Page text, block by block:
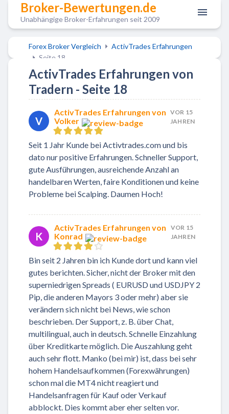
Broker-Bewertungen.de
Unabhängige Broker-Erfahrungen seit 2009
Forex Broker Vergleich
ActivTrades Erfahrungen
Seite 18
ActivTrades Erfahrungen von
Tradern - Seite 18
V
ActivTrades Erfahrungen von
Volker
VOR 15
JAHREN
Seit 1 Jahr Kunde bei Activtrades.com und bis
dato nur positive Erfahrungen. Schneller Support,
gute Ausführungen, ausreichende Anzahl an
handelbaren Werten, faire Konditionen und keine
Probleme bei Scalping. Daumen Hoch!
K
ActivTrades Erfahrungen von
Konrad
VOR 15
JAHREN
Bin seit 2 Jahren bin ich Kunde dort und kann viel
gutes berichten. Sicher, nicht der Broker mit den
superniedrigen Spreads ( EURUSD und USDJPY 2
Pip, die anderen Mayors 3 oder mehr) aber sie
verändern sich nicht bei News, wie schon
beschrieben. Der Support, z. B. über Chat,
multilingual, auch in deutsch. Schnelle Einzahlung
über Kreditkarte möglich. Die Auszahlung geht
auch sehr flott. Manko (bei mir) ist, dass bei sehr
hohem Handelsaufkommen (Forexwährungen)
schon mal die MT4 nicht reagiert und
Handelsanfragen für Kauf oder Verkauf
abblockt. Dies kommt aber eher selten vor.